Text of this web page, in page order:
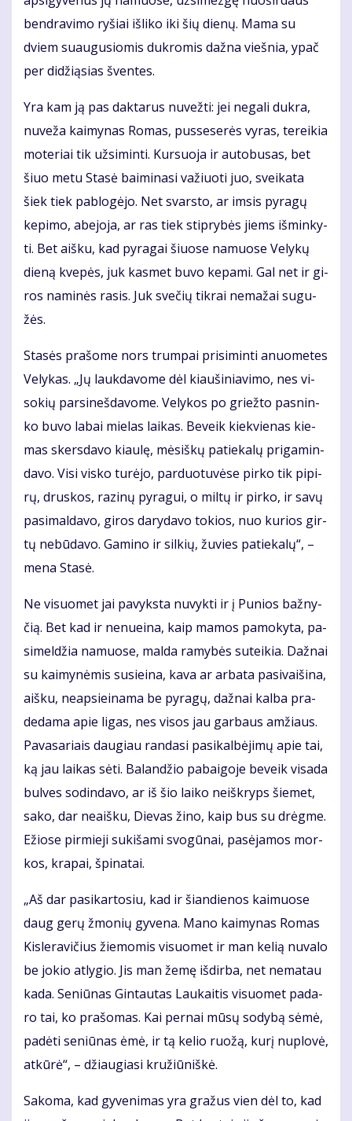
ben­dra­vi­mo ry­šiai iš­li­ko iki šių die­nų. Ma­ma su
dviem su­au­gu­sio­mis duk­ro­mis daž­na vieš­nia, ypač
per di­dži­ą­sias šven­tes.
Yra kam ją pas dak­ta­rus nu­vež­ti: jei ne­ga­li duk­ra,
nu­ve­ža kai­my­nas Ro­mas, pus­se­se­rės vy­ras, te­rei­kia
mo­te­riai tik už­si­min­ti. Kur­suo­ja ir au­to­bu­sas, bet
šiuo me­tu Sta­sė bai­mi­na­si va­žiuo­ti juo, svei­ka­ta
šiek tiek pa­blo­gė­jo. Net svars­to, ar im­sis py­ra­gų
ke­pi­mo, abe­jo­ja, ar ras tiek stip­ry­bės jiems iš­min­ky­
ti. Bet aiš­ku, kad py­ra­gai šiuo­se na­muo­se Ve­ly­kų
die­ną kve­pės, juk kas­met bu­vo ke­pa­mi. Gal net ir gi­
ros na­mi­nės ra­sis. Juk sve­čių tik­rai ne­ma­žai su­gu­
žės.
Sta­sės pra­šo­me nors trum­pai pri­si­min­ti anuo­me­tes
Ve­ly­kas. „Jų lauk­da­vo­me dėl kiau­ši­nia­vi­mo, nes vi­
so­kių par­si­neš­da­vo­me. Ve­ly­kos po griež­to pas­nin­
ko bu­vo la­bai mie­las lai­kas. Be­veik kiek­vie­nas kie­
mas skers­da­vo kiau­lę, mė­siš­kų pa­tie­ka­lų pri­ga­min­
da­vo. Vi­si vis­ko tu­rė­jo, par­duo­tu­vė­se pir­ko tik pi­pi­
rų, drus­kos, ra­zi­nų py­ra­gui, o mil­tų ir pir­ko, ir sa­vų
pa­si­mal­da­vo, gi­ros da­ry­da­vo to­kios, nuo ku­rios gir­
tų ne­bū­da­vo. Ga­mi­no ir sil­kių, žu­vies pa­tie­ka­lų“, –
me­na Sta­sė.
Ne vi­suo­met jai pa­vyks­ta nu­vyk­ti ir į Pu­nios baž­ny­
čią. Bet kad ir ne­nu­ei­na, kaip ma­mos pa­mo­ky­ta, pa­
si­mel­džia na­muo­se, mal­da ra­my­bės su­tei­kia. Daž­nai
su kai­my­nė­mis su­si­ei­na, ka­va ar ar­ba­ta pa­si­vai­ši­na,
aiš­ku, neap­si­ei­na­ma be py­ra­gų, daž­nai kal­ba pra­
de­da­ma apie li­gas, nes vi­sos jau gar­baus am­žiaus.
Pa­va­sa­riais dau­giau ran­da­si pa­si­kal­bė­ji­mų apie tai,
ką jau lai­kas sė­ti. Ba­lan­džio pa­bai­go­je be­veik vi­sa­da
bul­ves so­din­da­vo, ar iš šio lai­ko ne­iš­kryps šie­met,
sa­ko, dar ne­aiš­ku, Die­vas ži­no, kaip bus su drėg­me.
Ežio­se pir­mie­ji su­ki­ša­mi svo­gū­nai, pa­sė­ja­mos mor­
kos, kra­pai, špi­na­tai.
„Aš dar pa­si­kar­to­siu, kad ir šian­die­nos kai­muo­se
daug ge­rų žmo­nių gy­ve­na. Ma­no kai­my­nas Ro­mas
Kis­le­ra­vi­čius žie­mo­mis vi­suo­met ir man ke­lią nu­va­lo
be jo­kio at­ly­gio. Jis man že­mę iš­dir­ba, net ne­ma­tau
ka­da. Se­niū­nas Gin­tau­tas Lau­kai­tis vi­suo­met pa­da­
ro tai, ko pra­šo­mas. Kai per­nai mū­sų so­dy­bą sė­mė,
pa­dė­ti se­niū­nas ėmė, ir tą ke­lio ruo­žą, ku­rį nu­plo­vė,
at­kū­rė“, – džiau­gia­si kru­žiū­niš­kė.
Sa­ko­ma, kad gy­ve­ni­mas yra gra­žus vien dėl to, kad